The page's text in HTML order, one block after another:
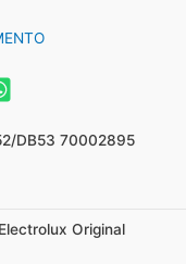
DB53 70002895
Original